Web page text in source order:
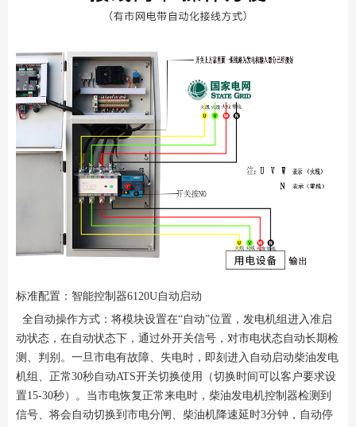
标准配置：智能控制器6120U自动启动
全自动操作方式：将模块设置在“自动”位置，发电机组进入准启
动状态，在自动状态下，通过外开关信号，对市电状态自动长期检
测、判别。一旦市电有故障、失电时，即刻进入自动启动柴油发电
机组、正常30秒自动ATS开关切换使用（切换时间可以客户要求设
置15-30秒）。当市电恢复正常来电时，柴油发电机控制器检测到
信号、将会自动切换到市电分闸、柴油机降速延时3分钟，自动停